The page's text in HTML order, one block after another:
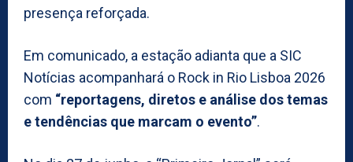
presença reforçada.
Em comunicado, a estação adianta que a SIC
Notícias acompanhará o Rock in Rio Lisboa 2026
com “reportagens, diretos e análise dos temas
e tendências que marcam o evento”.